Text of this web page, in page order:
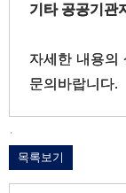
기타 공공기관
자세한 내용의
문의바랍니다.
.
목록보기